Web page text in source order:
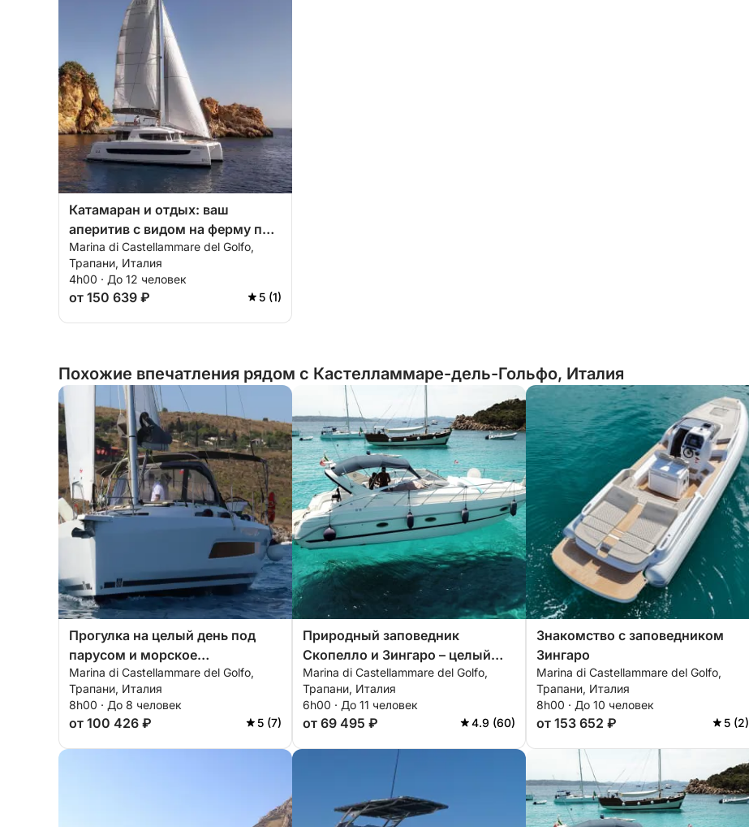
Катамаран и отдых: ваш
аперитив с видом на ферму по
разведению тунца.
Marina di Castellammare del Golfo,
Трапани, Италия
4h00 · До 12 человек
от 150 639 ₽ 5 (1)
Похожие впечатления рядом с Кастелламмаре-дель-Гольфо, Италия
Прогулка на целый день под
парусом и морское
путешествие в природном
заповеднике Зингаро
Marina di Castellammare del Golfo,
Трапани, Италия
8h00 · До 8 человек
от 100 426 ₽ 5 (7)
Природный заповедник
Скопелло и Зингаро – целый
день
Marina di Castellammare del Golfo,
Трапани, Италия
6h00 · До 11 человек
от 69 495 ₽ 4.9 (60)
Знакомство с заповедником
Зингаро
Marina di Castellammare del Golfo,
Трапани, Италия
8h00 · До 10 человек
от 153 652 ₽ 5 (2)